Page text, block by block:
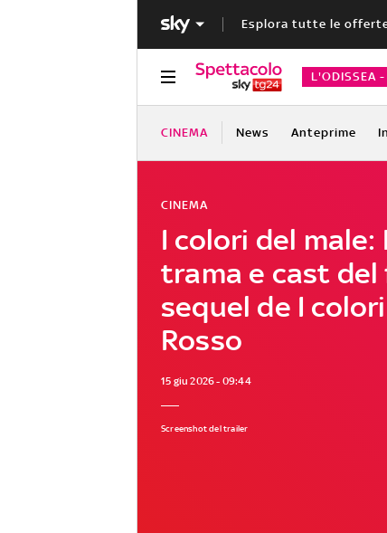
Esplora tutte le
L'ODISSEA -
CINEMA News Anteprime
I colori del male:
trama e cast del
sequel de I
Rosso
CINEMA
15 giu 2026 - 09:44
Screenshot del trailer